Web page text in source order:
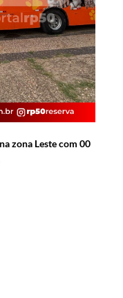
zona Leste com 00